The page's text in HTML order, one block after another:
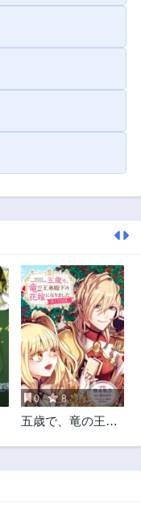
0 8
五歳で、竜の王弟